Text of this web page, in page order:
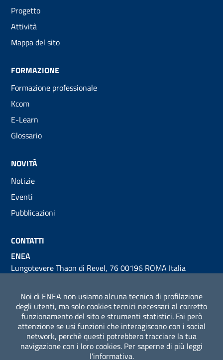
Noi di ENEA non usiamo alcuna tecnica di profilazione
degli utenti, ma solo cookies tecnici necessari al corretto
funzionamento del sito e strumenti statistici. Fai però
attenzione se usi funzioni che interagiscono con i social
network, perchè questi potrebbero tracciare la tua
navigazione con i loro cookies. Per saperne di più leggi
l'informativa.
Progetto
Attività
Mappa del sito
FORMAZIONE
Formazione professionale
Kcom
E-Learn
Glossario
NOVITÀ
Notizie
Eventi
Pubblicazioni
CONTATTI
ENEA
Lungotevere Thaon di Revel, 76 00196 ROMA Italia
Codice Fiscale 01320740580
Sezione Link Utili
Note legali
Privacy policy